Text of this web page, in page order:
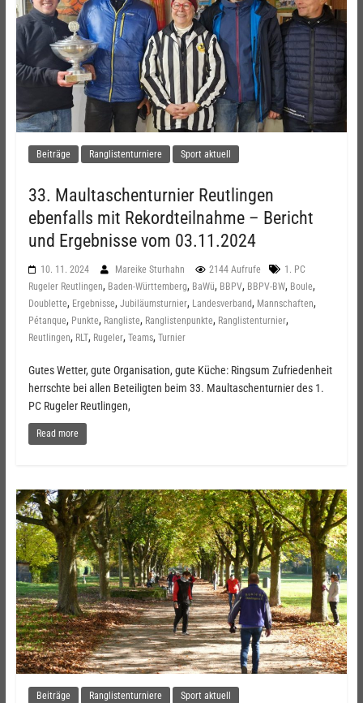
Beiträge Ranglistenturniere Sport aktuell
33. Maultaschenturnier Reutlingen
ebenfalls mit Rekordteilnahme – Bericht
und Ergebnisse vom 03.11.2024
10. 11. 2024 Mareike Sturhahn 2144 Aufrufe
1. PC
Rugeler Reutlingen, Baden-Württemberg, BaWü, BBPV, BBPV-BW, Boule,
Doublette, Ergebnisse, Jubiläumsturnier, Landesverband, Mannschaften,
Pétanque, Punkte, Rangliste, Ranglistenpunkte, Ranglistenturnier,
Reutlingen, RLT, Rugeler, Teams, Turnier
Gutes Wetter, gute Organisation, gute Küche: Ringsum Zufriedenheit
herrschte bei allen Beteiligten beim 33. Maultaschenturnier des 1.
PC Rugeler Reutlingen,
Read more
Beiträge Ranglistenturniere Sport aktuell